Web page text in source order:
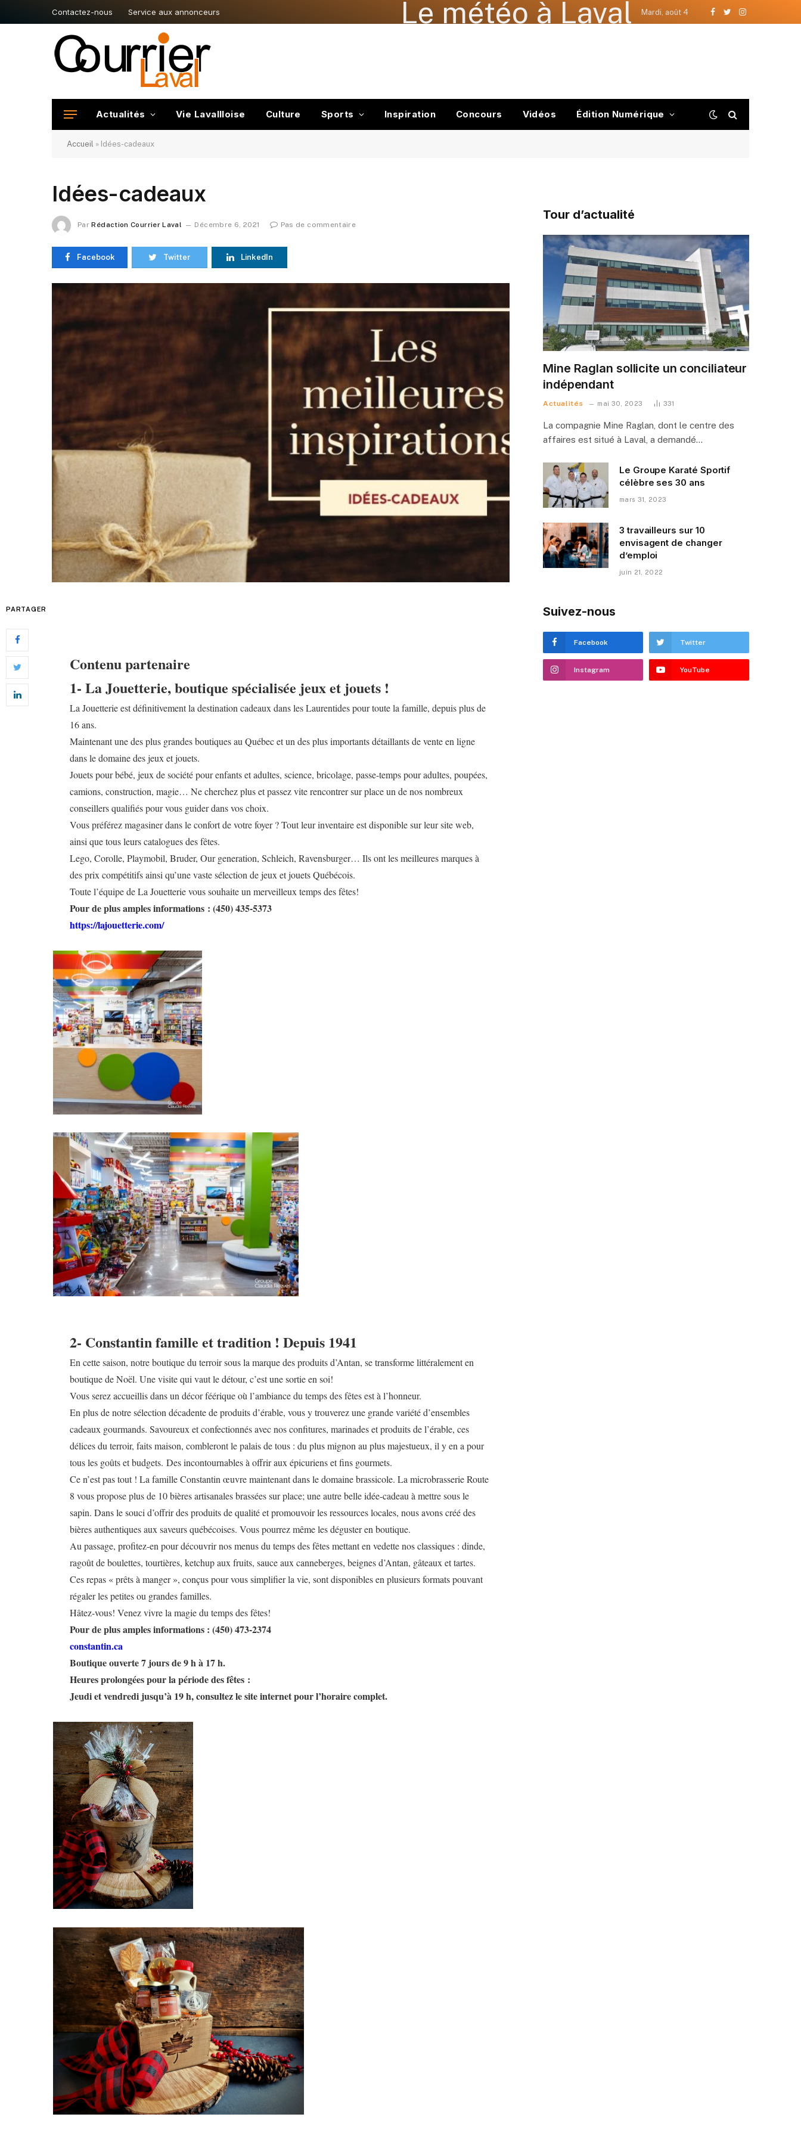
Contactez-nous Service aux annonceurs Le météo à Laval Mardi, août 4
Facebook
TwitterInstagram
Actualités Vie Lavallloise Culture Sports Inspiration Concours Vidéos Édition Numérique
Accueil » Idées-cadeaux
Idées-cadeaux
Par Rédaction Courrier Laval Décembre 6, 2021 Pas de commentaire
Facebook Twitter LinkedIn
PARTAGER
Contenu partenaire
1- La Jouetterie, boutique spécialisée jeux et jouets !
La Jouetterie est définitivement la destination cadeaux dans les Laurentides pour toute la famille, depuis plus de
16 ans.
Maintenant une des plus grandes boutiques au Québec et un des plus importants détaillants de vente en ligne
dans le domaine des jeux et jouets.
Jouets pour bébé, jeux de société pour enfants et adultes, science, bricolage, passe-temps pour adultes, poupées,
camions, construction, magie… Ne cherchez plus et passez vite rencontrer sur place un de nos nombreux
conseillers qualifiés pour vous guider dans vos choix.
Vous préférez magasiner dans le confort de votre foyer ? Tout leur inventaire est disponible sur leur site web,
ainsi que tous leurs catalogues des fêtes.
Lego, Corolle, Playmobil, Bruder, Our generation, Schleich, Ravensburger… Ils ont les meilleures marques à
des prix compétitifs ainsi qu’une vaste sélection de jeux et jouets Québécois.
Toute l’équipe de La Jouetterie vous souhaite un merveilleux temps des fêtes!
Pour de plus amples informations : (450) 435-5373
https://lajouetterie.com/
2- Constantin famille et tradition ! Depuis 1941
En cette saison, notre boutique du terroir sous la marque des produits d’Antan, se transforme littéralement en
boutique de Noël. Une visite qui vaut le détour, c’est une sortie en soi!
Vous serez accueillis dans un décor féérique où l’ambiance du temps des fêtes est à l’honneur.
En plus de notre sélection décadente de produits d’érable, vous y trouverez une grande variété d’ensembles
cadeaux gourmands. Savoureux et confectionnés avec nos confitures, marinades et produits de l’érable, ces
délices du terroir, faits maison, combleront le palais de tous : du plus mignon au plus majestueux, il y en a pour
tous les goûts et budgets. Des incontournables à offrir aux épicuriens et fins gourmets.
Ce n’est pas tout ! La famille Constantin œuvre maintenant dans le domaine brassicole. La microbrasserie Route
8 vous propose plus de 10 bières artisanales brassées sur place; une autre belle idée-cadeau à mettre sous le
sapin. Dans le souci d’offrir des produits de qualité et promouvoir les ressources locales, nous avons créé des
bières authentiques aux saveurs québécoises. Vous pourrez même les déguster en boutique.
Au passage, profitez-en pour découvrir nos menus du temps des fêtes mettant en vedette nos classiques : dinde,
ragoût de boulettes, tourtières, ketchup aux fruits, sauce aux canneberges, beignes d’Antan, gâteaux et tartes.
Ces repas « prêts à manger », conçus pour vous simplifier la vie, sont disponibles en plusieurs formats pouvant
régaler les petites ou grandes familles.
Hâtez-vous! Venez vivre la magie du temps des fêtes!
Pour de plus amples informations : (450) 473-2374
constantin.ca
Boutique ouverte 7 jours de 9 h à 17 h.
Heures prolongées pour la période des fêtes :
Jeudi et vendredi jusqu’à 19 h, consultez le site internet pour l’horaire complet.
Tour d’actualité
Mine Raglan sollicite un conciliateur
indépendant
Actualités mai 30, 2023 331
La compagnie Mine Raglan, dont le centre des
affaires est situé à Laval, a demandé…
Le Groupe Karaté Sportif
célèbre ses 30 ans
mars 31, 2023
3 travailleurs sur 10
envisagent de changer
d’emploi
juin 21, 2022
Suivez-nous
Facebook Twitter
Instagram YouTube